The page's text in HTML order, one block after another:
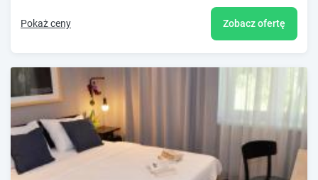
Pokaż ceny Zobacz ofertę